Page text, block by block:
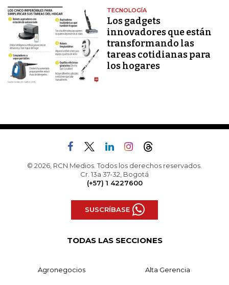
TECNOLOGÍA
Los gadgets
innovadores que están
transformando las
tareas cotidianas para
los hogares
© 2026, RCN Medios. Todos los derechos reservados.
Cr. 13a 37-32, Bogotá
(+57) 1 4227600
SUSCRÍBASE
TODAS LAS SECCIONES
Agronegocios Alta Gerencia